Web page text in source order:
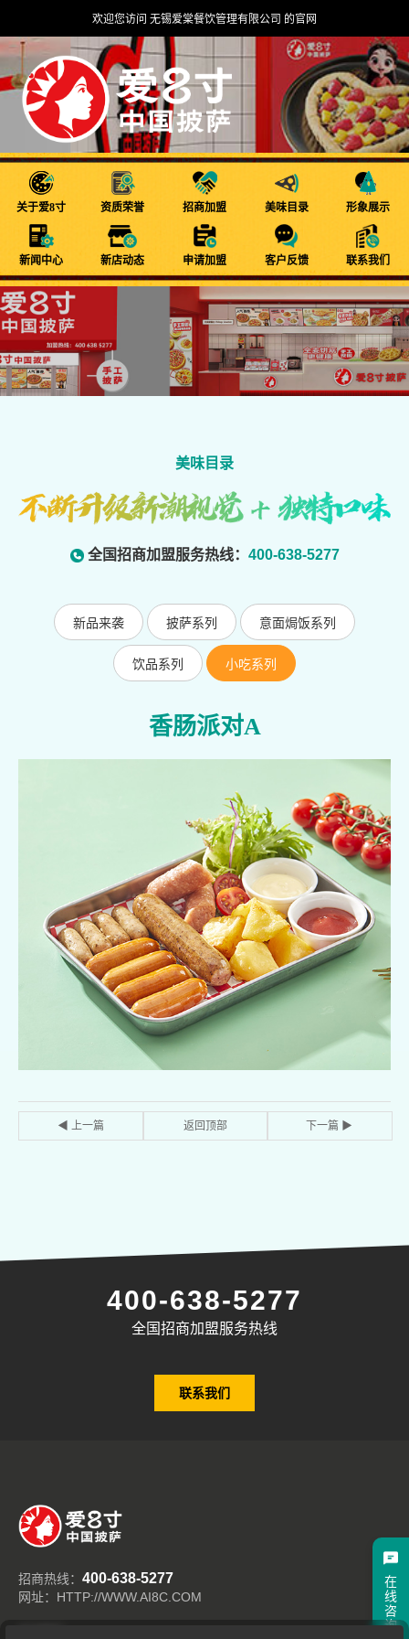
欢迎您访问 无锡爱棠餐饮管理有限公司 的官网
关于爱8寸 资质荣誉 招商加盟 美味目录 形象展示
新闻中心 新店动态 申请加盟 客户反馈 联系我们
美味目录
全国招商加盟服务热线： 400-638-5277
新品来袭 披萨系列 意面焗饭系列
饮品系列 小吃系列
香肠派对A
◀ 上一篇 返回顶部 下一篇 ▶
400-638-5277
全国招商加盟服务热线
联系我们
招商热线： 400-638-5277
网址：HTTP://WWW.AI8C.COM
在
线
咨
询